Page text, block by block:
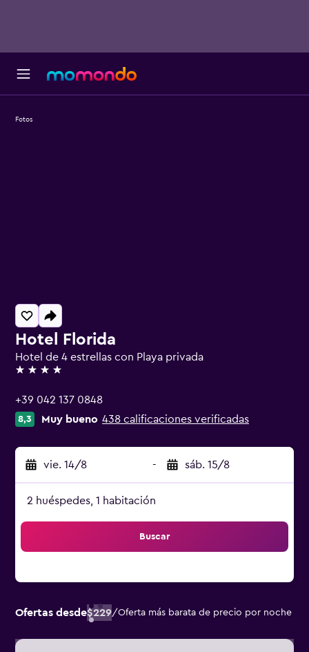
Hotel Florida
Hotel de 4 estrellas con Playa privada
4 estrellas
+39 042 137 0848
8,3 Muy bueno 438 calificaciones verificadas
vie. 14/8 - sáb. 15/8
2 huéspedes, 1 habitación
Buscar
Ofertas desde$229/Oferta más barata de precio por noche
Fotos